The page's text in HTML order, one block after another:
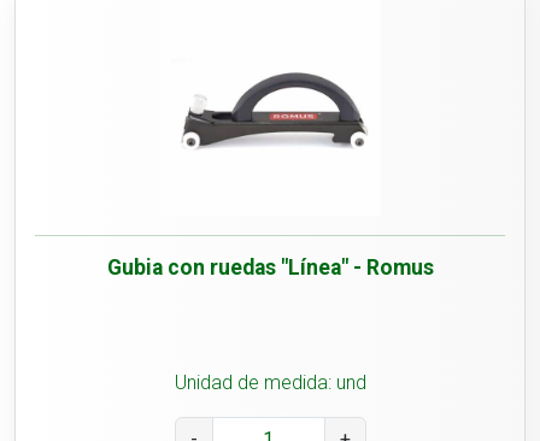
Gubia con ruedas "Línea" - Romus
Unidad de medida: und